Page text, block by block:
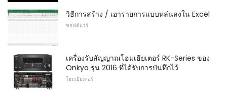
วิธีการสร้าง / เอารายการแบบหล่นลงใน Excel
ซอฟต์แวร์
เครื่องรับสัญญาณโฮมเธียเตอร์ RK-Series ของ
Onkyo รุ่น 2016 ที่ได้รับการบันทึกไว้
โฮมเธียเตอร์